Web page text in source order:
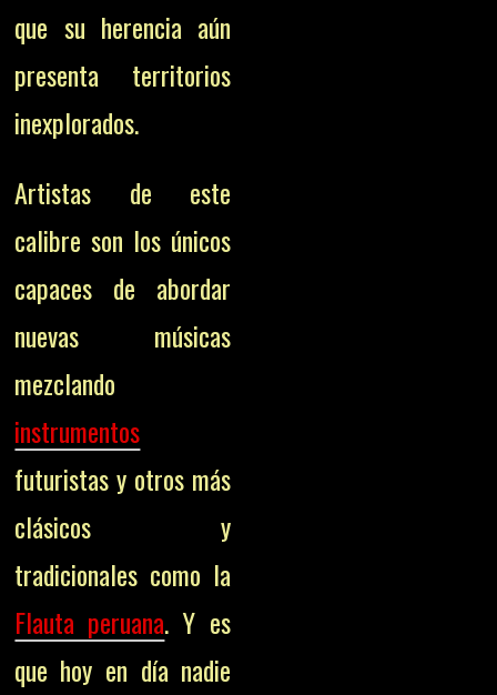
que su herencia aún
presenta territorios
inexplorados.
Artistas de este
calibre son los únicos
capaces de abordar
nuevas músicas
mezclando
instrumentos
futuristas y otros más
clásicos y
tradicionales como la
Flauta peruana. Y es
que hoy en día nadie